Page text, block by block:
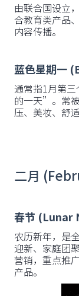
由联合国设立
合教育类产品
内容传播。
蓝色星期一
通常指1月第
的一天”。常
压、美妆、舒
二月
春节 (Lunar
农历新年，是
迎新、家庭团
营销，重点推
产品。